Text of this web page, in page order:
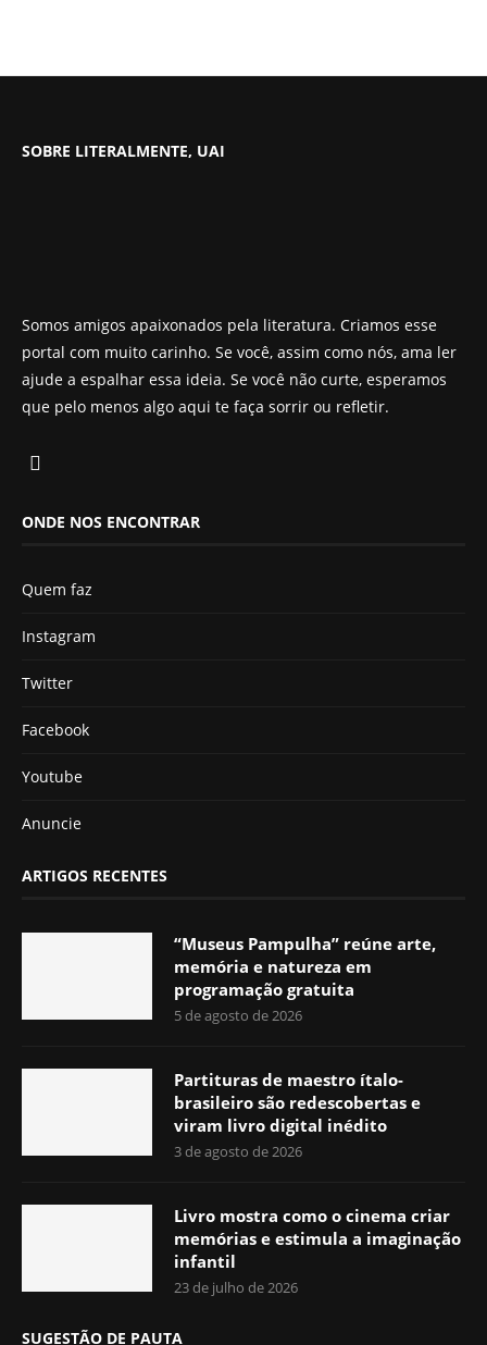
SOBRE LITERALMENTE, UAI
Somos amigos apaixonados pela literatura. Criamos esse
portal com muito carinho. Se você, assim como nós, ama ler
ajude a espalhar essa ideia. Se você não curte, esperamos
que pelo menos algo aqui te faça sorrir ou refletir.
ONDE NOS ENCONTRAR
Quem faz
Instagram
Twitter
Facebook
Youtube
Anuncie
ARTIGOS RECENTES
“Museus Pampulha” reúne arte,
memória e natureza em
programação gratuita
5 de agosto de 2026
Partituras de maestro ítalo-
brasileiro são redescobertas e
viram livro digital inédito
3 de agosto de 2026
Livro mostra como o cinema criar
memórias e estimula a imaginação
infantil
23 de julho de 2026
SUGESTÃO DE PAUTA